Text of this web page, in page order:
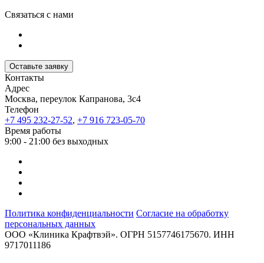
Связаться с нами
Оставьте заявку
Контакты
Адрес
Москва, переулок Капранова, 3с4
Телефон
+7 495 232-27-52, +7 916 723-05-70
Время работы
9:00 - 21:00 без выходных
Политика конфиденциальности Согласие на обработку
персональных данных
ООО «Клиника Крафтвэй». ОГРН 5157746175670. ИНН
9717011186